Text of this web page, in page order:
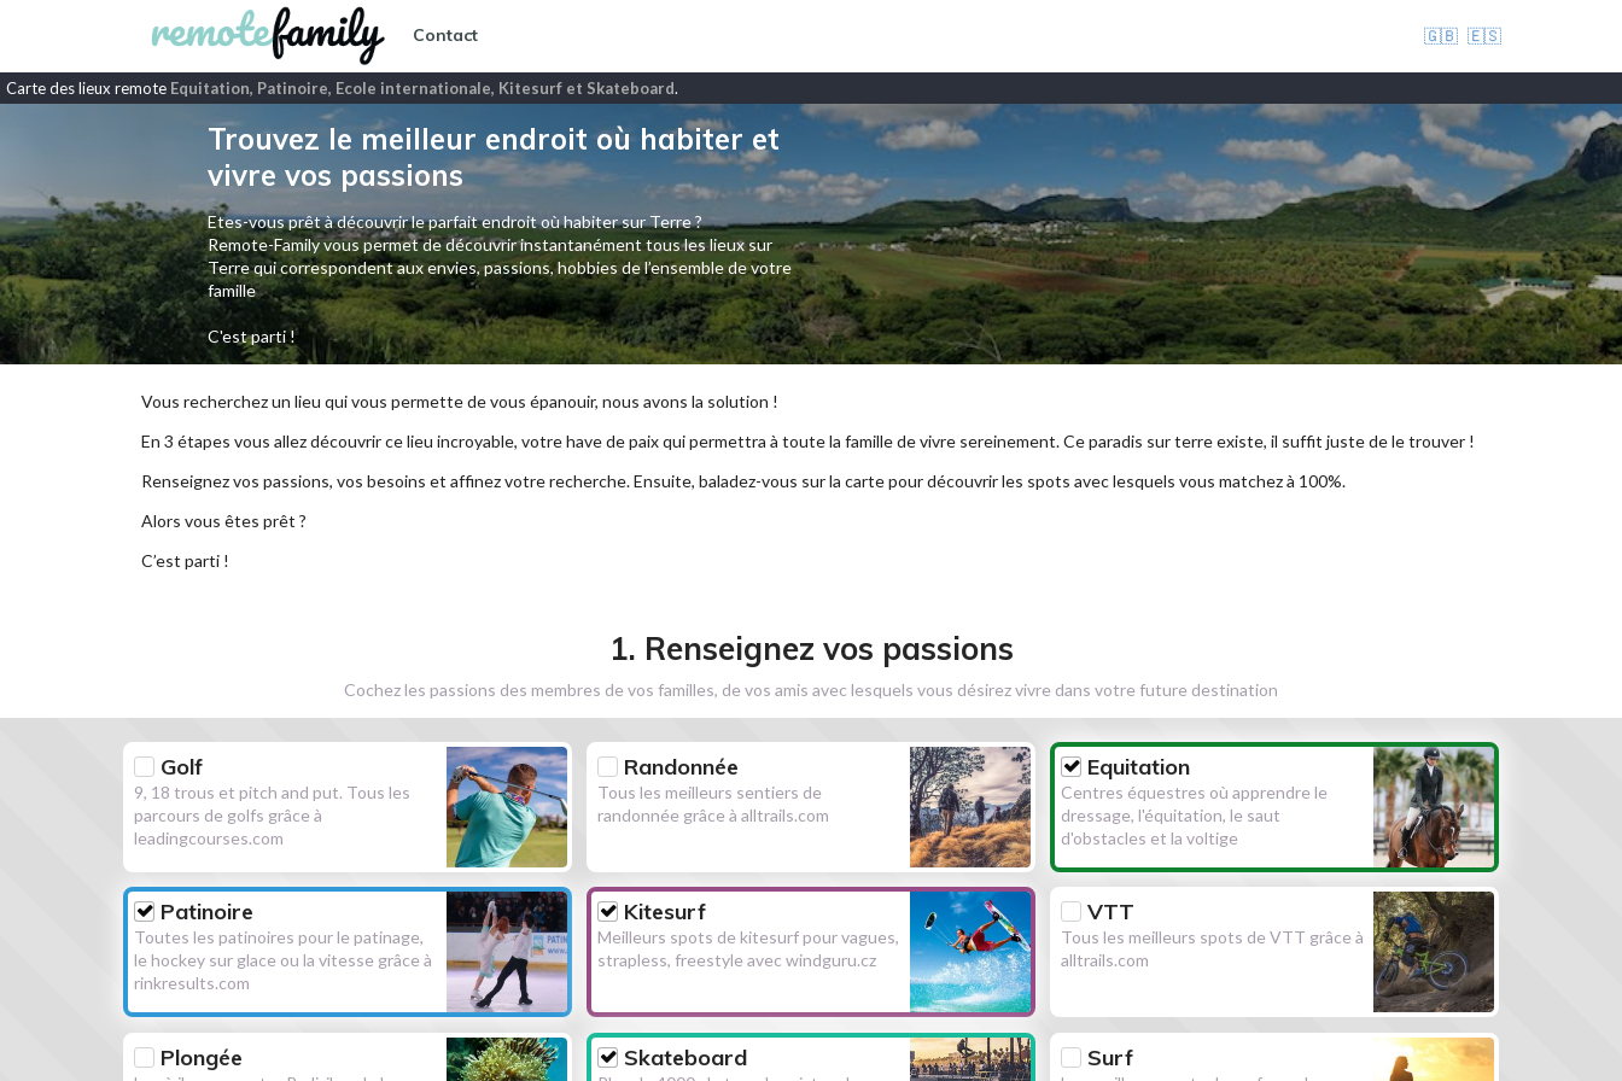
Contact 🇬🇧 🇪🇸
Carte des lieux remote Equitation, Patinoire, Ecole internationale, Kitesurf et Skateboard.
Trouvez le meilleur endroit où habiter et
vivre vos passions
Etes-vous prêt à découvrir le parfait endroit où habiter sur Terre ?
Remote-Family vous permet de découvrir instantanément tous les lieux sur
Terre qui correspondent aux envies, passions, hobbies de l’ensemble de votre
famille
C'est parti !
Vous recherchez un lieu qui vous permette de vous épanouir, nous avons la solution !
En 3 étapes vous allez découvrir ce lieu incroyable, votre have de paix qui permettra à toute la famille de vivre sereinement. Ce paradis sur terre existe, il suffit juste de le trouver !
Renseignez vos passions, vos besoins et affinez votre recherche. Ensuite, baladez-vous sur la carte pour découvrir les spots avec lesquels vous matchez à 100%.
Alors vous êtes prêt ?
C’est parti !
1. Renseignez vos passions
Cochez les passions des membres de vos familles, de vos amis avec lesquels vous désirez vivre dans votre future destination
Golf
9, 18 trous et pitch and put. Tous les
parcours de golfs grâce à
leadingcourses.com
Randonnée
Tous les meilleurs sentiers de
randonnée grâce à alltrails.com
Equitation
Centres équestres où apprendre le
dressage, l'équitation, le saut
d'obstacles et la voltige
Patinoire
Toutes les patinoires pour le patinage,
le hockey sur glace ou la vitesse grâce à
rinkresults.com
Kitesurf
Meilleurs spots de kitesurf pour vagues,
strapless, freestyle avec windguru.cz
VTT
Tous les meilleurs spots de VTT grâce à
alltrails.com
Plongée Skateboard Surf